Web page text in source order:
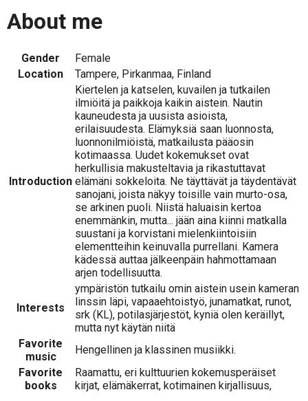
About me
Gender
Female
Location
Tampere, Pirkanmaa, Finland
Introduction
Kiertelen ja katselen, kuvailen ja tutkailen
ilmiöitä ja paikkoja kaikin aistein. Nautin
kauneudesta ja uusista asioista,
erilaisuudesta. Elämyksiä saan luonnosta,
luonnonilmiöistä, matkailusta pääosin
kotimaassa. Uudet kokemukset ovat
herkullisia makusteltavia ja rikastuttavat
elämäni sokkeloita. Ne täyttävät ja täydentävät
sanojani, joista näkyy toisille vain murto-osa,
se arkinen puoli. Niistä haluaisin kertoa
enemmänkin, mutta... jään aina kiinni matkalla
suustani ja korvistani mielenkiintoisiin
elementteihin keinuvalla purrellani. Kamera
kädessä auttaa jälkeenpäin hahmottamaan
arjen todellisuutta.
Interests
ympäristön tutkailu omin aistein usein kameran
linssin läpi, vapaaehtoistyö, junamatkat, runot,
srk (KL), potilasjärjestöt, kyniä olen keräillyt,
mutta nyt käytän niitä
Favorite
music
Hengellinen ja klassinen musiikki.
Favorite
books
Raamattu, eri kulttuurien kokemusperäiset
kirjat, elämäkerrat, kotimainen kirjallisuus,